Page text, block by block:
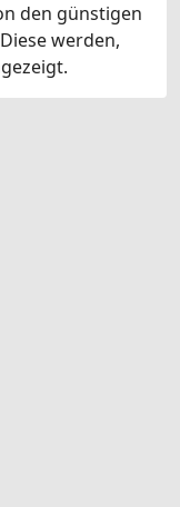
den günstigen
werden,